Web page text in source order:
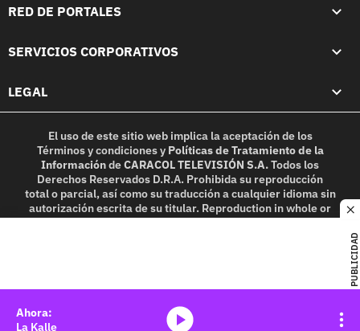
PUBLICIDAD
RED DE PORTALES
SERVICIOS CORPORATIVOS
LEGAL
El uso de este sitio web implica la aceptación de los
Términos y condicionesy Políticas de Tratamiento de la
InformacióndeCARACOL TELEVISIÓN S.A.Todos los
Derechos Reservados D.R.A. Prohibida su reproducción
total o parcial, así como su traducción a cualquier idioma sin
autorización escrita de su titular. Reproduction in whole or
in part, or translation without written permission is
La Kalle